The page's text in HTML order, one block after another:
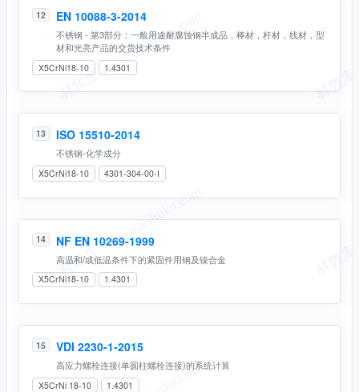
12 EN 10088-3-2014
不锈钢 - 第3部分：一般用途耐腐蚀钢半成品，棒材，杆材，线材，型
材和光亮产品的交货技术条件
X5CrNi18-10 1.4301
13 ISO 15510-2014
不锈钢-化学成分
X5CrNi18-10 4301-304-00-I
14 NF EN 10269-1999
高温和/或低温条件下的紧固件用钢及镍合金
X5CrNi18-10 1.4301
15 VDI 2230-1-2015
高应力螺栓连接(单圆柱螺栓连接)的系统计算
X5CrNi 18-10 1.4301